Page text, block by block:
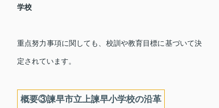
学校
重点努力事項に関しても、校訓や教育目標に基づいて決
定されています。
概要③諫早市立上諫早小学校の沿革